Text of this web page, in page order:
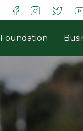
Foundation